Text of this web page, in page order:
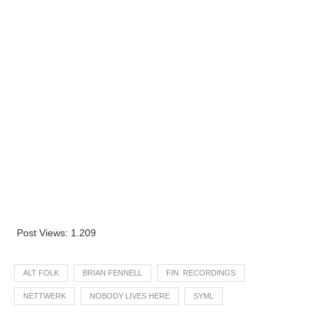
Post Views: 1.209
ALT FOLK BRIAN FENNELL FIN. RECORDINGS
NETTWERK NOBODY LIVES HERE SYML